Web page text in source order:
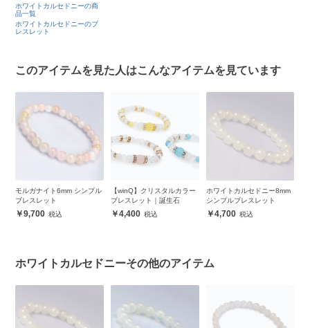
ホワイトカルセドニーの商
品一覧
ホワイトカルセドニーのブ
レスレット
このアイテムを見た人はこんなアイテムを見ています
モルガナイト6mm シンプル
ブレスレット
9,700
【winQ】クリスタルカラー
ブレスレット｜誕生石
4,400
ホワイトカルセドニー8mm
シンプルブレスレット
4,700
ホワイトカルセドニーその他のアイテム